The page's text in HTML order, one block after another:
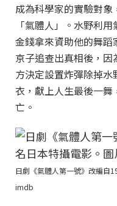
成為科學家的實驗對
「氣體人」。水野利
金錢拿來資助他的舞
京子追查出真相後，
方決定設置炸彈除掉
衣，獻上人生最後一
亡。
日劇《氣體人第一號》改編自
imdb